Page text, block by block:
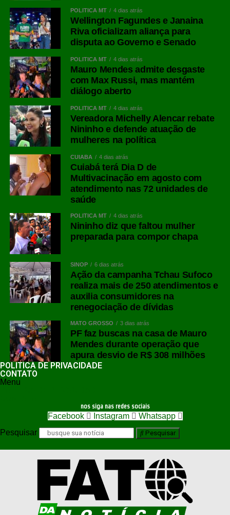
POLÍTICA MT 4 dias atrás
Wellington Fagundes e Janaina
Riva oficializam aliança para
disputa ao Governo e Senado
POLÍTICA MT 4 dias atrás
Mauro Mendes admite desgaste
com Max Russi, mas mantém
diálogo aberto
POLÍTICA MT 4 dias atrás
Vereadora Michelly Alencar rebate
Nininho e defende atuação de
mulheres na política
CUIABÁ 4 dias atrás
Cuiabá terá Dia D de
Multivacinação em agosto com
atendimento nas 72 unidades de
saúde
POLÍTICA MT 4 dias atrás
Nininho diz que faltou mulher
preparada para compor chapa
SINOP 6 dias atrás
Ação da campanha Tchau Sufoco
realiza mais de 250 atendimentos e
auxilia consumidores na
renegociação de dívidas
MATO GROSSO 3 dias atrás
PF faz buscas na casa de Mauro
Mendes durante operação que
apura desvio de R$ 308 milhões
POLÍTICA DE PRIVACIDADE
CONTATO
Menu
nos siga nas redes sociais
Facebook Instagram
Whatsapp
Pesquisar
Pesquisar